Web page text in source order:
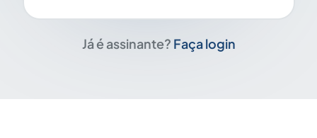
Já é assinante? Faça login